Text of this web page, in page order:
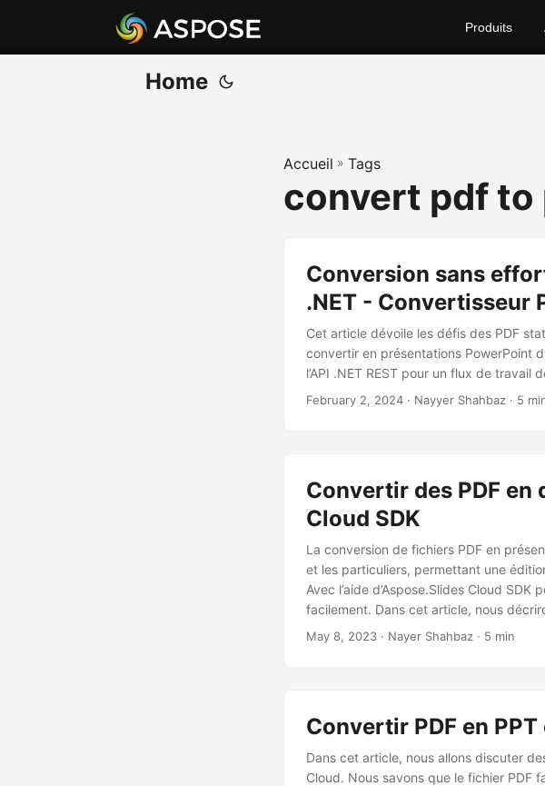
Produits
Home
Accueil » Tags
convert pdf
Conversion sans
.NET - Convertisseur
Cet article dévoile les défis des PDF
convertir en présentations PowerPoint
l’API .NET REST pour un flux de
February 2, 2024 · Nayyer Shahbaz · 5
Convertir des PDF en
Cloud SDK
La conversion de fichiers PDF en
et les particuliers, permettant une
Avec l’aide d’Aspose.Slides Cloud
facilement. Dans cet article, nous
PowerPoint à l’aide du SDK
May 8, 2023 · Nayer Shahbaz · 5 min
Convertir PDF en
Dans cet article, nous allons discuter
Cloud. Nous savons que le fichier PDF